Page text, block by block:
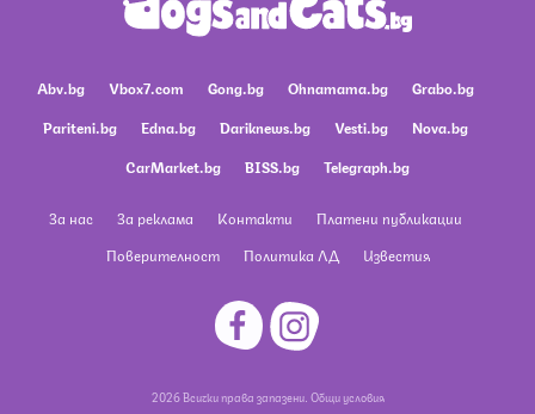
Abv.bg Vbox7.com Gong.bg Ohnamama.bg
Grabo.bg
Pariteni.bg
Edna.bg Dariknews.bg Vesti.bg
Nova.bg
CarMarket.bg
BISS.bg Telegraph.bg
За нас За реклама Контакти
Платени публикации
Поверителност
Политика ЛД Известия
2026 Всички права запазени. Общи условия